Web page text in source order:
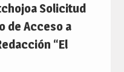
Solicitud
de Acceso a
“El